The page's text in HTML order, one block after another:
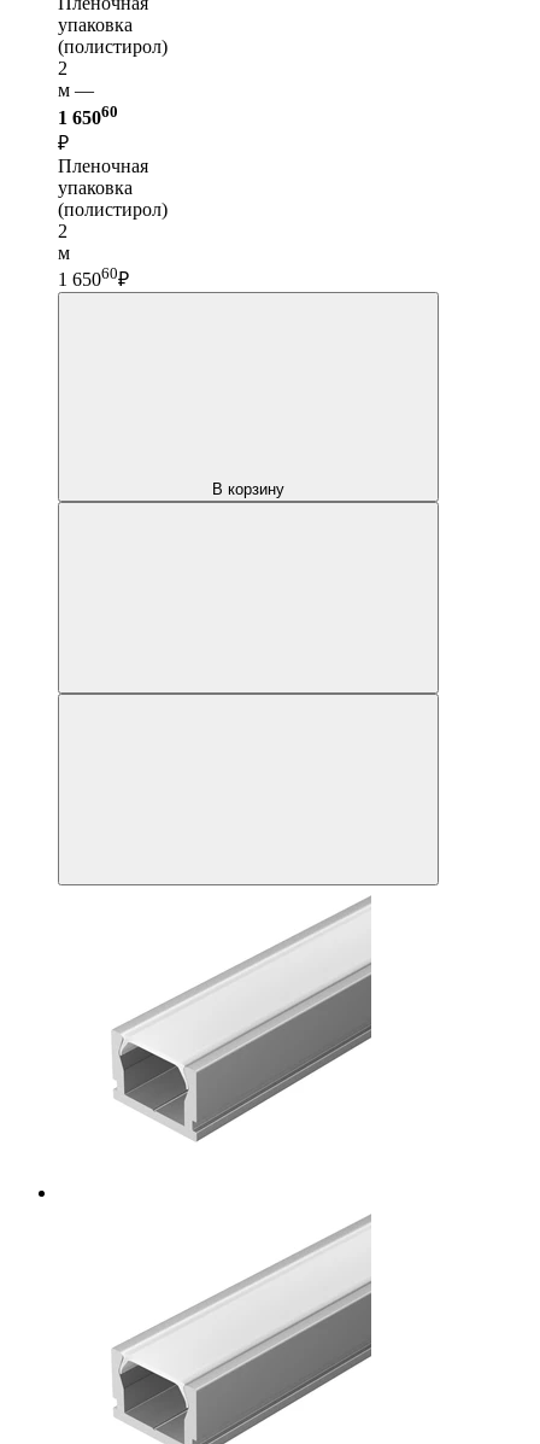
упаковка
(полистирол)
2
м —
1 65060
₽
Пленочная
упаковка
(полистирол)
2
м
1 65060₽
В корзину